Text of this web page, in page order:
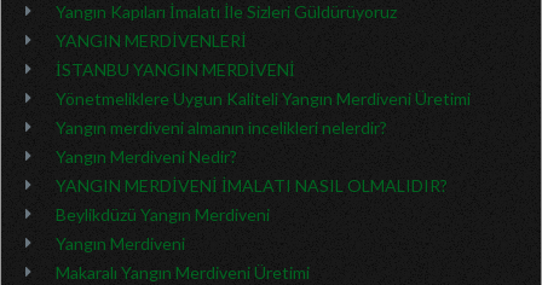
Yangın Kapıları İmalatı İle Sizleri Güldürüyoruz
YANGIN MERDİVENLERİ
İSTANBU YANGIN MERDİVENİ
Yönetmeliklere Uygun Kaliteli Yangın Merdiveni Üretimi
Yangın merdiveni almanın incelikleri nelerdir?
Yangın Merdiveni Nedir?
YANGIN MERDİVENİ İMALATI NASIL OLMALIDIR?
Beylikdüzü Yangın Merdiveni
Yangın Merdiveni
Makaralı Yangın Merdiveni Üretimi